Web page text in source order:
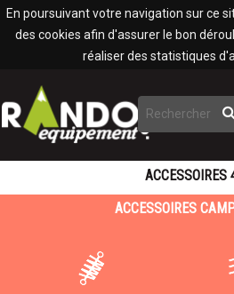
En poursuivant votre navigation sur ce
des cookies afin d'assurer le bon
réaliser des statistiques
ACCESSOIRES
ACCESSOIRES
Panneau de gestion des cookies